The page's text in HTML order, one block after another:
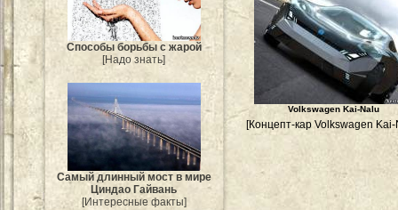
Способы борьбы с жарой
[Надо знать]
Самый длинный мост в мире
Циндао Гайвань
[Интересные факты]
Volkswagen Kai-Nalu
[Концепт-кар Volkswagen